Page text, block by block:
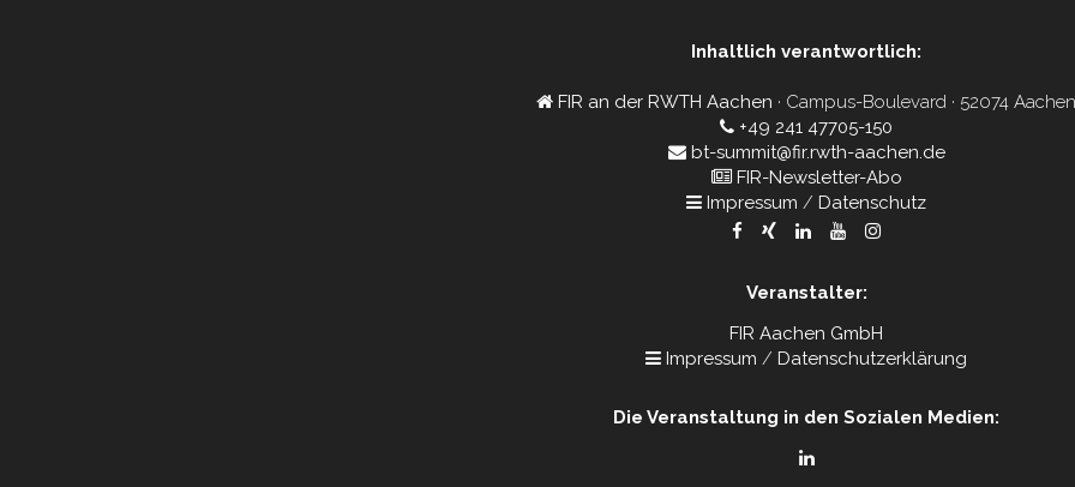
Inhaltlich verantwortlich:
FIR an der RWTH Aachen · Campus-Boulevard · 52074 Aachen
+49 241 47705-150
bt-summit@fir.rwth-aachen.de
FIR-Newsletter-Abo
Impressum / Datenschutz
Veranstalter:
FIR Aachen GmbH
Impressum / Datenschutzerklärung
Die Veranstaltung in den Sozialen Medien: